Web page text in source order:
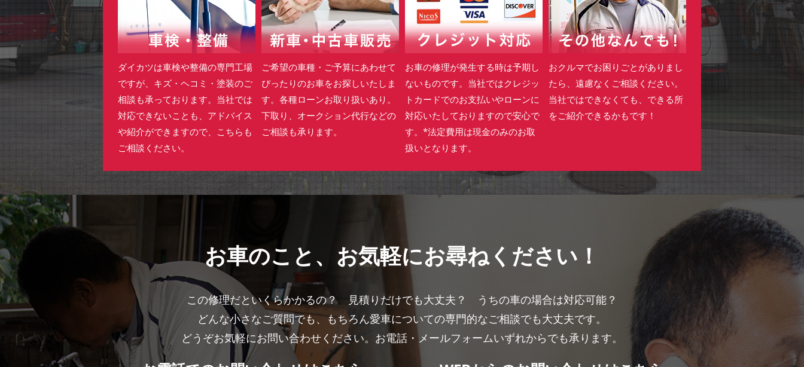
ダイカツは車検や整備の専門工場
ですが、キズ・ヘコミ・塗装のご
相談も承っております。当社では
対応できないことも、アドバイス
や紹介ができますので、こちらも
ご相談ください。
ご希望の車種・ご予算にあわせて
ぴったりのお車をお探しいたしま
す。各種ローンお取り扱いあり。
下取り、オークション代行などの
ご相談も承ります。
お車の修理が発生する時は予期し
ないものです。当社ではクレジッ
トカードでのお支払いやローンに
対応いたしておりますので安心で
す。*法定費用は現金のみのお取
扱いとなります。
おクルマでお困りごとがありまし
たら、遠慮なくご相談ください。
当社ではできなくても、できる所
をご紹介できるかもです！
お車のこと、 お気軽にお尋ねください！
この修理だといくらかかるの？ 見積りだけでも大丈夫？ うちの車の場合は対応可能？
どんな小さなご質問でも、もちろん愛車についての専門的なご相談でも大丈夫です。
どうぞお気軽にお問い合わせください。お電話・メールフォームいずれからでも承ります。